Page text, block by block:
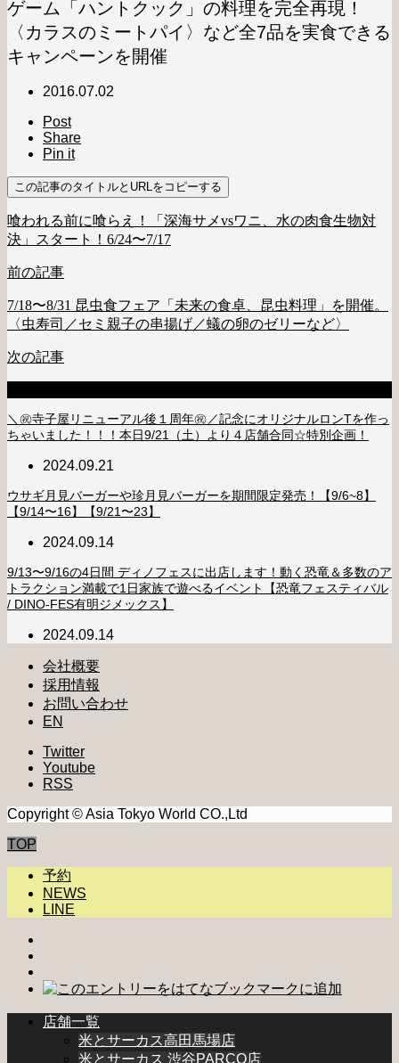
ゲーム「ハントクック」の料理を完全再現！
〈カラスのミートパイ〉など全7品を実食できる
キャンペーンを開催
2016.07.02
Post
Share
Pin it
この記事のタイトルとURLをコピーする
喰われる前に喰らえ！「深海サメvsワニ、水の肉食生物対
決」スタート！6/24〜7/17
前の記事
7/18〜8/31 昆虫食フェア「未来の食卓、昆虫料理」を開催。
〈虫寿司／セミ親子の串揚げ／蟻の卵のゼリーなど〉
次の記事
＼㊗️寺子屋リニューアル後１周年㊗️／記念にオリジナルロンTを作っ
ちゃいました！！！本日9/21（土）より４店舗合同☆特別企画！
2024.09.21
ウサギ月見バーガーや珍月見バーガーを期間限定発売！【9/6~8】
【9/14〜16】【9/21〜23】
2024.09.14
9/13〜9/16の4日間 ディノフェスに出店します！動く恐竜＆多数のア
トラクション満載で1日家族で遊べるイベント【恐竜フェスティバル
/ DINO-FES有明ジメックス】
2024.09.14
会社概要
採用情報
お問い合わせ
EN
Twitter
Youtube
RSS
Copyright © Asia Tokyo World CO.,Ltd
TOP
予約
NEWS
LINE
店舗一覧
米とサーカス高田馬場店
米とサーカス 渋谷PARCO店